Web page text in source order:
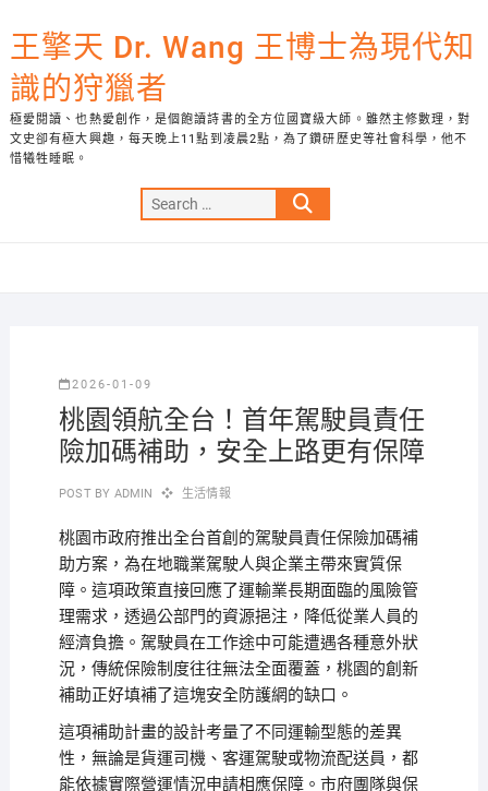
to
content
王擎天 Dr. Wang 王博士為現代知
識的狩獵者
極愛閱讀、也熱愛創作，是個飽讀詩書的全方位國寶級大師。雖然主修數理，對
文史卻有極大興趣，每天晚上11點到凌晨2點，為了鑽研歷史等社會科學，他不
惜犧牲睡眠。
Search
…
2026-01-09
桃園領航全台！首年駕駛員責任
險加碼補助，安全上路更有保障
POST BY ADMIN 生活情報
桃園市政府推出全台首創的駕駛員責任保險加碼補
助方案，為在地職業駕駛人與企業主帶來實質保
障。這項政策直接回應了運輸業長期面臨的風險管
理需求，透過公部門的資源挹注，降低從業人員的
經濟負擔。駕駛員在工作途中可能遭遇各種意外狀
況，傳統保險制度往往無法全面覆蓋，桃園的創新
補助正好填補了這塊安全防護網的缺口。
這項補助計畫的設計考量了不同運輸型態的差異
性，無論是貨運司機、客運駕駛或物流配送員，都
能依據實際營運情況申請相應保障。市府團隊與保